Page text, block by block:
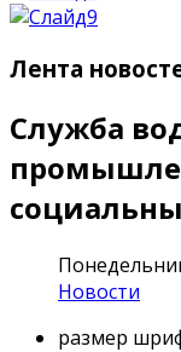
Лента
Служба
Новости
размер